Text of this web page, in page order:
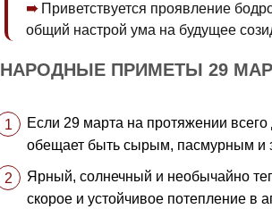
Приветствуется проявление
общий настрой ума на будущее
НАРОДНЫЕ ПРИМЕТЫ 29
Если 29 марта на протяжении
обещает быть сырым, пасмурным и
Ярный, солнечный и необычайно
скорое и устойчивое потепление в